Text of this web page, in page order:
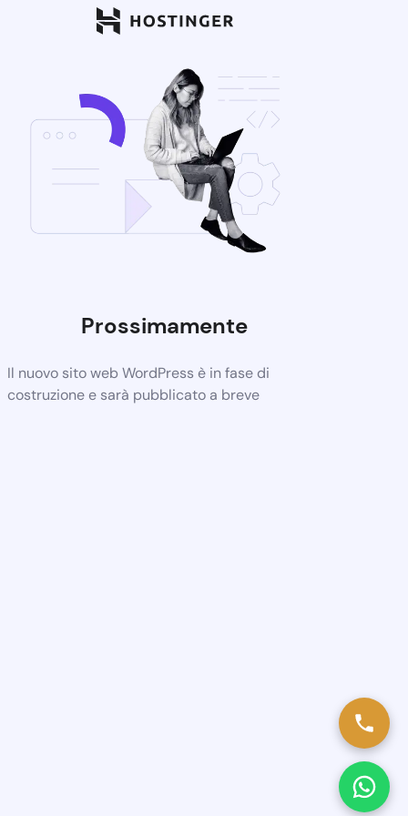
Prossimamente
Il nuovo sito web WordPress è in fase di
costruzione e sarà pubblicato a breve